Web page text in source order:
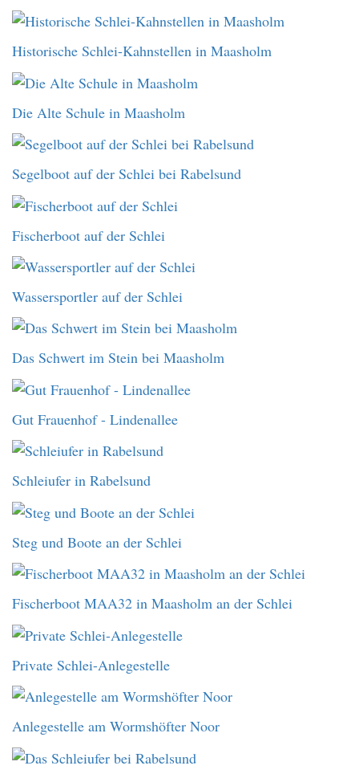
Historische Schlei-Kahnstellen in Maasholm
Die Alte Schule in Maasholm
Segelboot auf der Schlei bei Rabelsund
Fischerboot auf der Schlei
Wassersportler auf der Schlei
Das Schwert im Stein bei Maasholm
Gut Frauenhof - Lindenallee
Schleiufer in Rabelsund
Steg und Boote an der Schlei
Fischerboot MAA32 in Maasholm an der Schlei
Private Schlei-Anlegestelle
Anlegestelle am Wormshöfter Noor